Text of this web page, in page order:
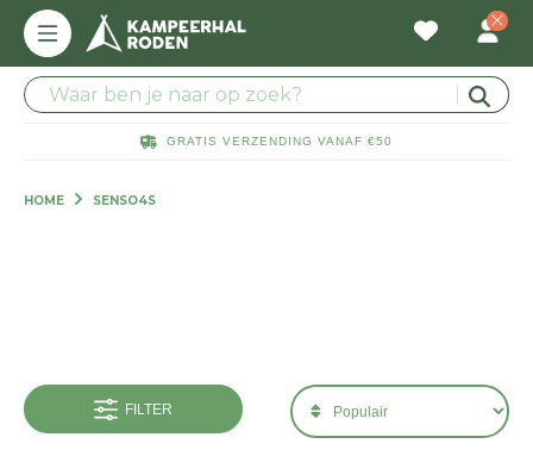
GRATIS VERZENDING VANAF €50
HOME SENSO4S
FILTER